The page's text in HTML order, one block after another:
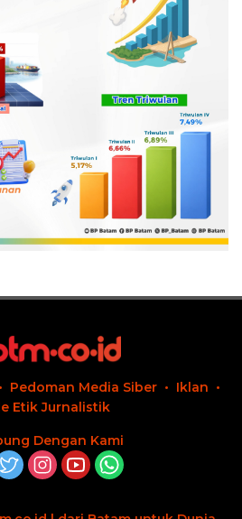
Pedoman Media Siber
Iklan
Etik Jurnalistik
Dengan Kami